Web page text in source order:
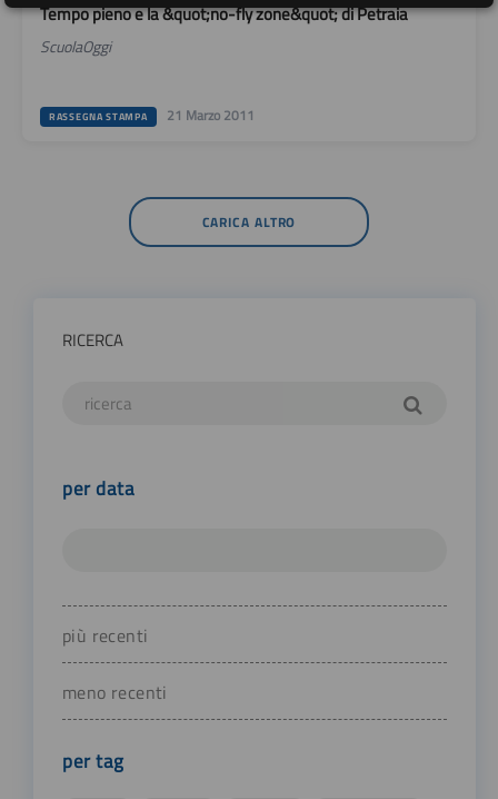
Tempo pieno e la &quot;no-fly zone&quot; di Petraia
ScuolaOggi
RASSEGNA STAMPA 21 Marzo 2011
CARICA ALTRO
RICERCA
per data
più recenti
meno recenti
per tag